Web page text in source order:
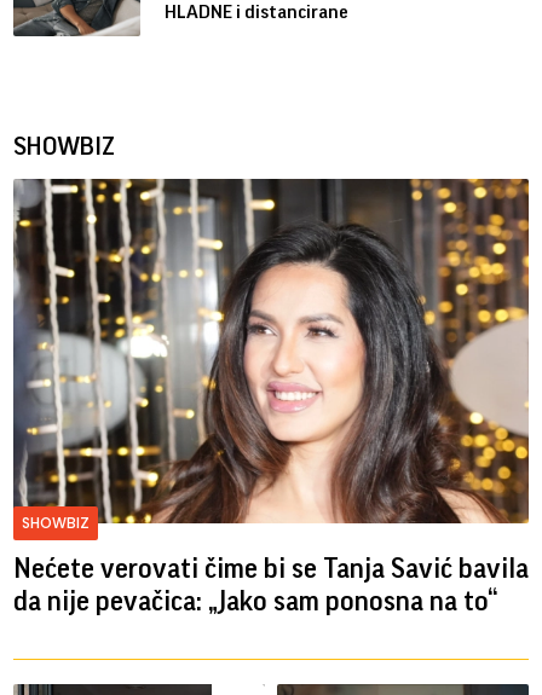
HLADNE i distancirane
SHOWBIZ
SHOWBIZ
Nećete verovati čime bi se Tanja Savić bavila
da nije pevačica: „Jako sam ponosna na to“